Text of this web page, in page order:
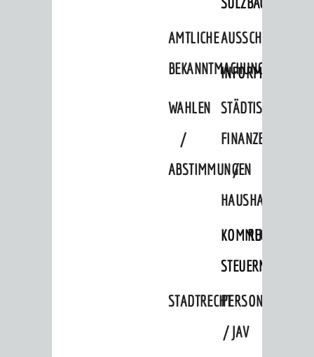
AMTLICHE
BEKANNTMACHUNGEN
WAHLEN
/
ABSTIMMUNGEN
STÄDTISCHE
FINANZEN
/
HAUSHALT
KOMMUNALE
STEUERN
STADTRECHTPERSONALRAT
/ JAV
Amtliche Bekanntmachungen
Städtische Finanzen / Haushalt
Schwerbehindertenvertretung